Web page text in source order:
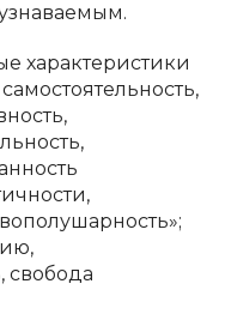
характеристики
свобода